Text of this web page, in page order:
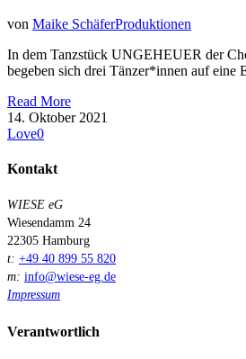
von Maike SchäferProduktionen
In dem Tanzstück UNGEHEUER der
begeben sich drei Tänzer*innen auf
Read More
14. Oktober 2021
Love0
Kontakt
WIESE eG
Wiesendamm 24
22305 Hamburg
t: +49 40 899 55 820
m: info@wiese-eg.de
Impressum
Verantwortlich